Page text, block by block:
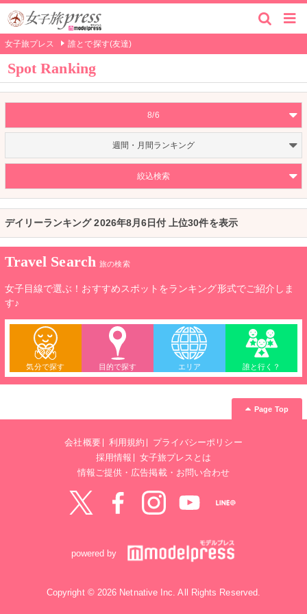
女子旅プレス 誰とで探す(友達)
Spot Ranking
8/6
週間・月間ランキング
絞込検索
デイリーランキング 2026年8月6日付 上位30件を表示
Travel Search 旅の検索
女子目線で選ぶ！おすすめスポットをランキング形式でご紹介しま
す♪
気分で探す 目的で探す エリア 誰と行く？
Page Top
会社概要 利用規約
プライバシーポリシー
採用情報
女子旅プレスとは
情報ご提供・広告掲載・お問い合わせ
powered by
Copyright © 2026 Netnative Inc. All Rights Reserved.